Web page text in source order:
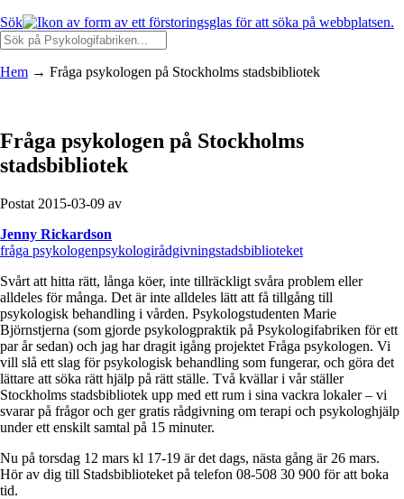
Sök
Hem → Fråga psykologen på Stockholms stadsbibliotek
Fråga psykologen på Stockholms
stadsbibliotek
Postat 2015-03-09 av
Jenny Rickardson
fråga psykologenpsykologirådgivningstadsbiblioteket
Svårt att hitta rätt, långa köer, inte tillräckligt svåra problem eller
alldeles för många. Det är inte alldeles lätt att få tillgång till
psykologisk behandling i vården. Psykologstudenten Marie
Björnstjerna (som gjorde psykologpraktik på Psykologifabriken för ett
par år sedan) och jag har dragit igång projektet Fråga psykologen. Vi
vill slå ett slag för psykologisk behandling som fungerar, och göra det
lättare att söka rätt hjälp på rätt ställe. Två kvällar i vår ställer
Stockholms stadsbibliotek upp med ett rum i sina vackra lokaler – vi
svarar på frågor och ger gratis rådgivning om terapi och psykologhjälp
under ett enskilt samtal på 15 minuter.
Nu på torsdag 12 mars kl 17-19 är det dags, nästa gång är 26 mars.
Hör av dig till Stadsbiblioteket på telefon 08-508 30 900 för att boka
tid.